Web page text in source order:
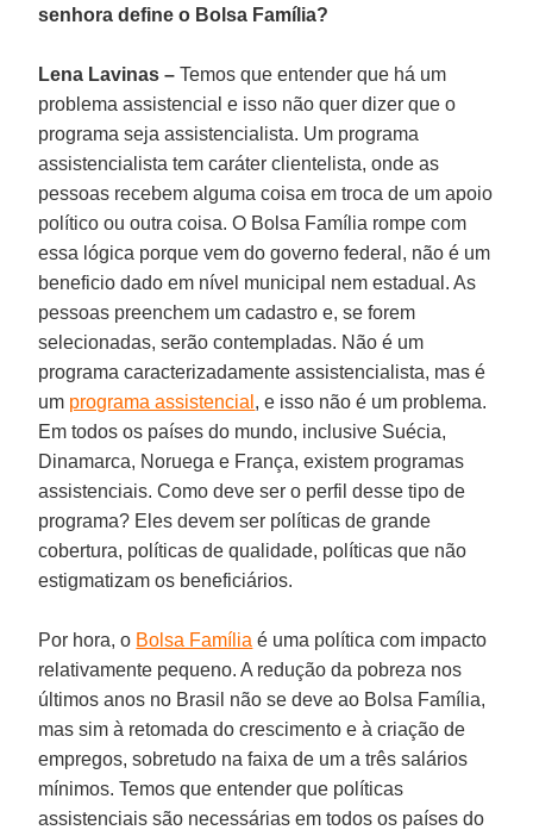
senhora define o Bolsa Família?
Lena Lavinas –Temos que entender que há um
problema assistencial e isso não quer dizer que o
programa seja assistencialista. Um programa
assistencialista tem caráter clientelista, onde as
pessoas recebem alguma coisa em troca de um apoio
político ou outra coisa. O Bolsa Família rompe com
essa lógica porque vem do governo federal, não é um
beneficio dado em nível municipal nem estadual. As
pessoas preenchem um cadastro e, se forem
selecionadas, serão contempladas. Não é um
programa caracterizadamente assistencialista, mas é
um programa assistencial , e isso não é um problema.
Em todos os países do mundo, inclusive Suécia,
Dinamarca, Noruega e França, existem programas
assistenciais. Como deve ser o perfil desse tipo de
programa? Eles devem ser políticas de grande
cobertura, políticas de qualidade, políticas que não
estigmatizam os beneficiários.
Por hora, o Bolsa Família é uma política com impacto
relativamente pequeno. A redução da pobreza nos
últimos anos no Brasil não se deve ao Bolsa Família,
mas sim à retomada do crescimento e à criação de
empregos, sobretudo na faixa de um a três salários
mínimos. Temos que entender que políticas
assistenciais são necessárias em todos os países do